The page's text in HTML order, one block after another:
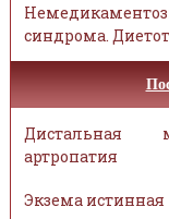
синдрома.
Дистальная
артропатия
Экзема истинная